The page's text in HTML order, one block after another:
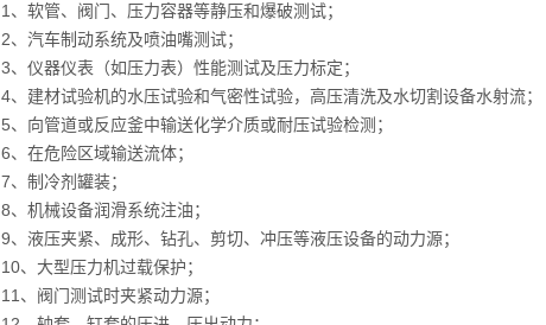
1 、软管、阀门、压力容器等静压和爆破测试；
2、汽车制动系统及喷油嘴测试；
3、仪器仪表（如压力表）性能测试及压力标定；
4、建材试验机的水压试验和气密性试验，高压清洗及水切割设备水射流；
5、向管道或反应釜中输送化学介质或耐压试验检测；
6、在危险区域输送流体；
7、制冷剂罐装；
8、机械设备润滑系统注油；
9、液压夹紧、成形、钻孔、剪切、冲压等液压设备的动力源；
10、大型压力机过载保护；
11 、阀门测试时夹紧动力源；